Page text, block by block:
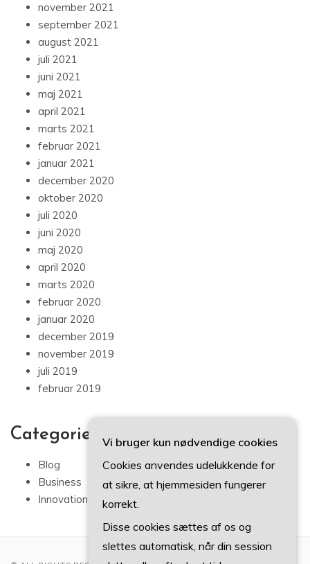
november 2021
september 2021
august 2021
juli 2021
juni 2021
maj 2021
april 2021
marts 2021
februar 2021
januar 2021
december 2020
oktober 2020
juli 2020
juni 2020
maj 2020
april 2020
marts 2020
februar 2020
januar 2020
december 2019
november 2019
juli 2019
februar 2019
Categories
Blog
Business
Innovation
Vi bruger kun nødvendige cookies
Cookies anvendes udelukkende for
at sikre, at hjemmesiden fungerer
korrekt.
Disse cookies sættes af os og
slettes automatisk, når din session